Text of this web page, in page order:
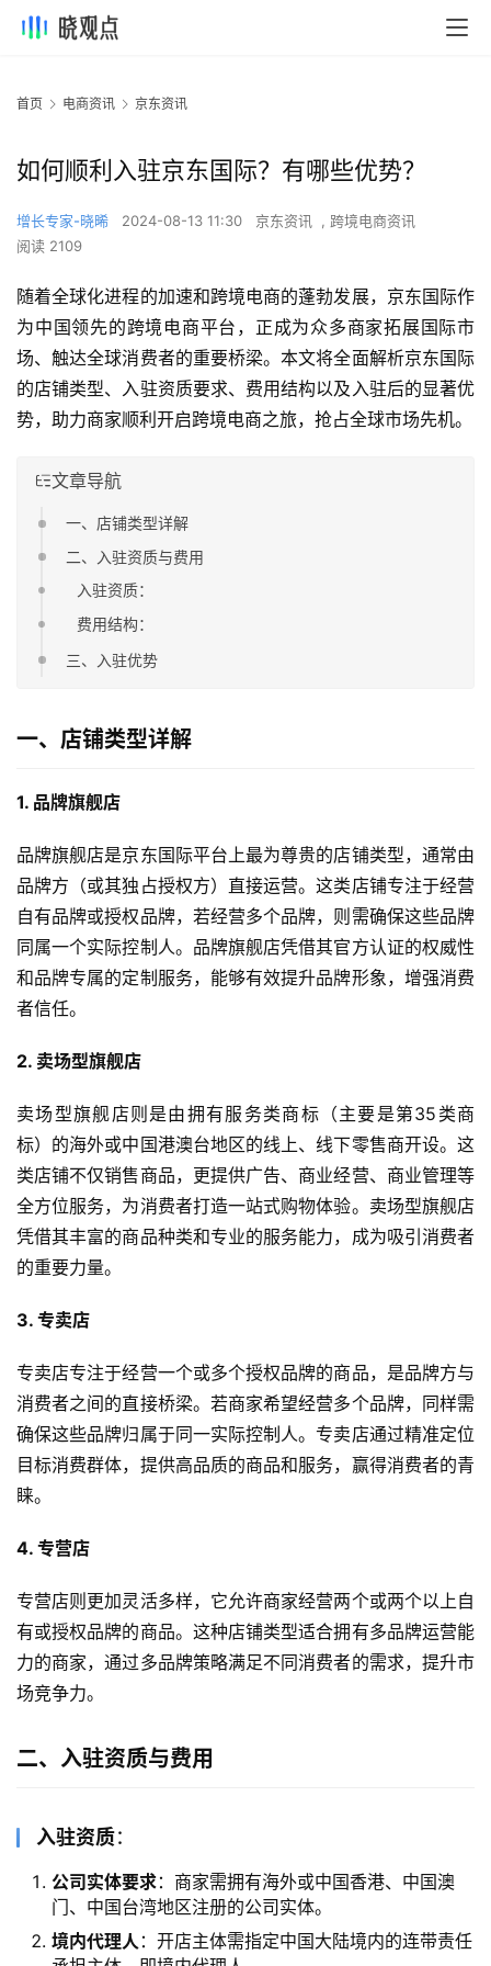
首页 电商资讯 京东资讯
如何顺利入驻京东国际？有哪些优势？
增长专家-晓晞 2024-08-13 11:30 京东资讯 , 跨境电商资讯
阅读 2109
随着全球化进程的加速和跨境电商的蓬勃发展，京东国际作
为中国领先的跨境电商平台，正成为众多商家拓展国际市
场、触达全球消费者的重要桥梁。本文将全面解析京东国际
的店铺类型、入驻资质要求、费用结构以及入驻后的显著优
势，助力商家顺利开启跨境电商之旅，抢占全球市场先机。
文章导航
一、店铺类型详解
二、入驻资质与费用
入驻资质：
费用结构：
三、入驻优势
一、店铺类型详解
1. 品牌旗舰店
品牌旗舰店是京东国际平台上最为尊贵的店铺类型，通常由
品牌方（或其独占授权方）直接运营。这类店铺专注于经营
自有品牌或授权品牌，若经营多个品牌，则需确保这些品牌
同属一个实际控制人。品牌旗舰店凭借其官方认证的权威性
和品牌专属的定制服务，能够有效提升品牌形象，增强消费
者信任。
2. 卖场型旗舰店
卖场型旗舰店则是由拥有服务类商标（主要是第35类商
标）的海外或中国港澳台地区的线上、线下零售商开设。这
类店铺不仅销售商品，更提供广告、商业经营、商业管理等
全方位服务，为消费者打造一站式购物体验。卖场型旗舰店
凭借其丰富的商品种类和专业的服务能力，成为吸引消费者
的重要力量。
3. 专卖店
专卖店专注于经营一个或多个授权品牌的商品，是品牌方与
消费者之间的直接桥梁。若商家希望经营多个品牌，同样需
确保这些品牌归属于同一实际控制人。专卖店通过精准定位
目标消费群体，提供高品质的商品和服务，赢得消费者的青
睐。
4. 专营店
专营店则更加灵活多样，它允许商家经营两个或两个以上自
有或授权品牌的商品。这种店铺类型适合拥有多品牌运营能
力的商家，通过多品牌策略满足不同消费者的需求，提升市
场竞争力。
二、入驻资质与费用
入驻资质：
公司实体要求：商家需拥有海外或中国香港、中国澳
门、中国台湾地区注册的公司实体。
境内代理人 ：开店主体需指定中国大陆境内的连带责任